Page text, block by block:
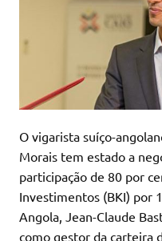
O vigarista suíço-
Morais tem estado a
participação de 80 por
Investimentos (BKI) por
Angola, Jean-Claude
como gestor da carteira